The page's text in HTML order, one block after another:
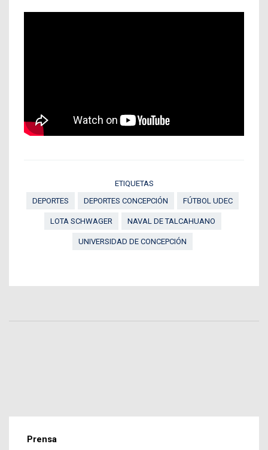
ETIQUETAS
DEPORTES
DEPORTES CONCEPCIÓN FÚTBOL UDEC
LOTA SCHWAGER NAVAL DE TALCAHUANO
UNIVERSIDAD DE CONCEPCIÓN
Prensa